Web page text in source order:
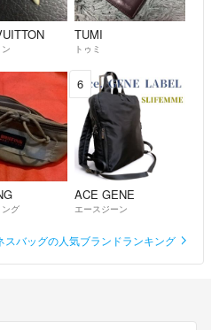
TUMI
トゥミ
グ
6
ACE GENE
エースジーン
スバッグの人気ブランドランキング